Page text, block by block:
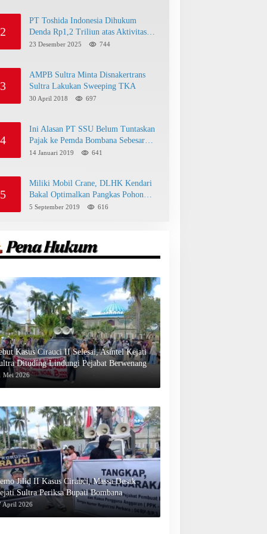
2
PT Toshida Indonesia Dihukum
Denda Rp1,2 Triliun atas Aktivitas
Tambang Ilegal
23 Desember 2025 744
3
AMPB Sultra Minta Disnakertrans
Sultra Lakukan Sweeping TKA
30 April 2018 697
4
Ini Alasan PT SSU Belum Tuntaskan
Pajak ke Pemda Bombana Sebesar
Rp8 Miliar
14 Januari 2019 641
5
Miliki Mobil Crane, DLHK Kendari
Bakal Optimalkan Pangkas Pohon
Peneduh
5 September 2019 616
Kasus Cirauci II Selesai, Asintel Kejati
Dituding Lindungi Pejabat Berwenang
Mei 2026
Jilid II Kasus Cirauci, Massa Desak
Sultra Periksa Bupati Bombana
April 2026